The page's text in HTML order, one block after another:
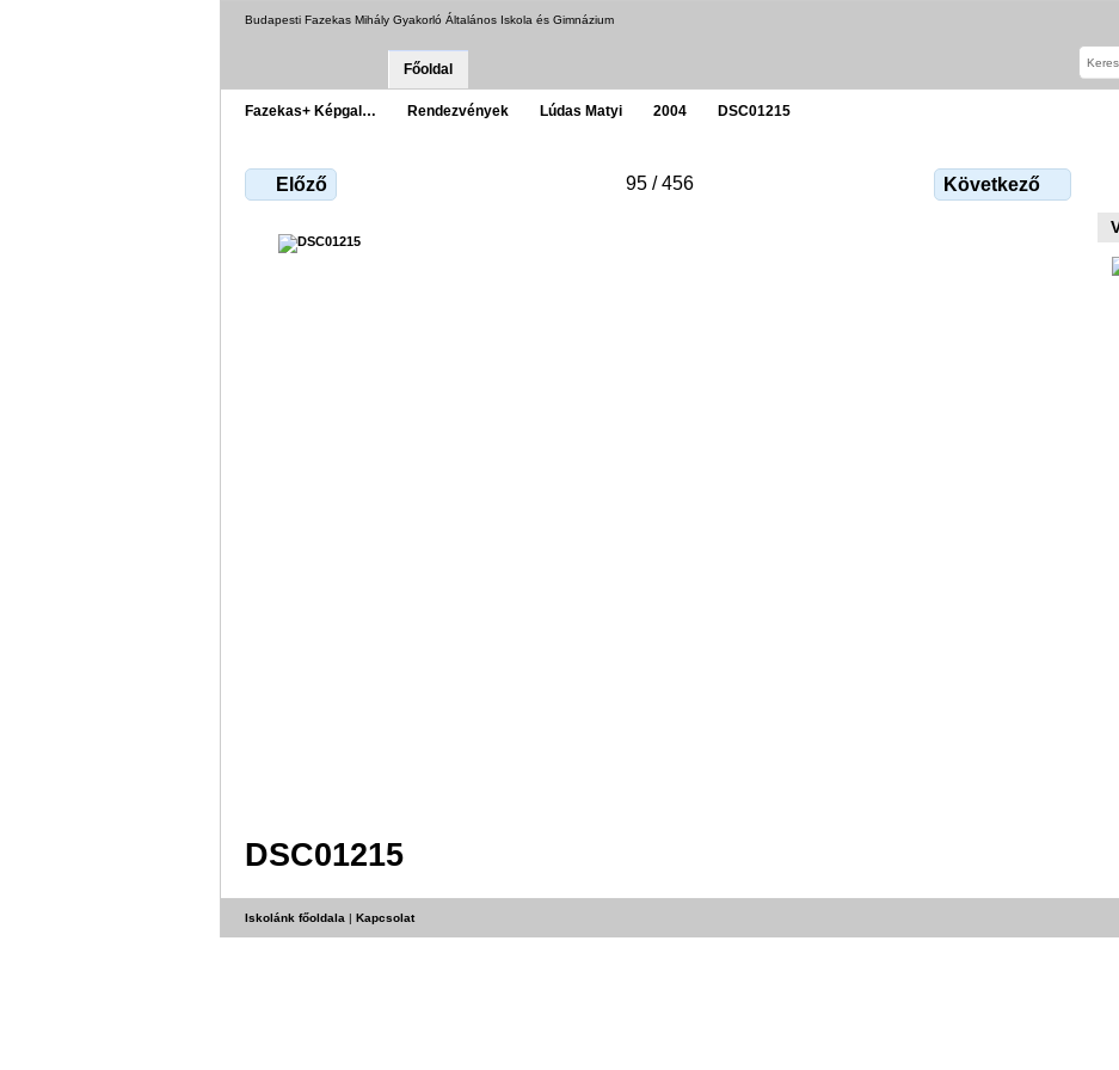
Budapesti Fazekas Mihály Gyakorló Általános Iskola és Gimnázium
Főoldal
Fazekas+ Képgal… Rendezvények Lúdas Matyi 2004 DSC01215
Előző 95 / 456 Következő
DSC01215
Iskolánk főoldala | Kapcsolat